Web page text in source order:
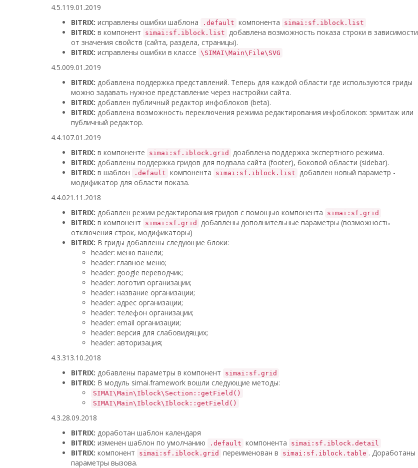
4.5.1 19.01.2019
BITRIX: исправлены ошибки шаблона .default компонента simai:sf.iblock.list
BITRIX: в компонент simai:sf.iblock.list добавлена возможность показа строки в зависимости
от значения свойств (сайта, раздела, страницы).
BITRIX: исправлены ошибки в классе \SIMAI\Main\File\SVG
4.5.009.01.2019
BITRIX: добавлена поддержка представлений. Теперь для каждой области где используются гриды
можно задавать нужное представление через настройки сайта.
BITRIX: добавлен публичный редактор инфоблоков (beta).
BITRIX: добавлена возможность переключения режима редактирования инфоблоков: эрмитаж или
публичный редактор.
4.4.107.01.2019
BITRIX: в компоненте simai:sf.iblock.grid
доабвлена поддержка экспертного режима.
BITRIX: добавлены поддержка гридов для подвала сайта (footer), боковой области (sidebar).
BITRIX: в шаблон .default компонента simai:sf.iblock.list добавлен новый параметр -
модификатор для области показа.
4.4.021.11.2018
BITRIX: добавлен режим редактирования гридов с помощью компонента simai:sf.grid
BITRIX: в компонент simai:sf.grid
добавлены дополнительные параметры (возможность
отключения строк, модификаторы)
BITRIX: В гриды добавлены следующие блоки:
header: меню панели;
header: главное меню;
header: google переводчик;
header: логотип организации;
header: название организации;
header: адрес организации;
header: телефон организации;
header: email организации;
header: версия для слабовидящих;
header: авторизация;
4.3.313.10.2018
BITRIX: добавлены параметры в компонент simai:sf.grid
BITRIX: В модуль simai.framework вошли следующие методы:
SIMAI\Main\Iblock\Section::getField()
SIMAI\Main\Iblock\Iblock::getField()
4.3.28.09.2018
BITRIX: доработан шаблон календаря
BITRIX: изменен шаблон по умолчанию .default компонента simai:sf.iblock.detail
BITRIX: компонент simai:sf.iblock.grid переименован в simai:sf.iblock.table . Доработаны
параметры вызова.